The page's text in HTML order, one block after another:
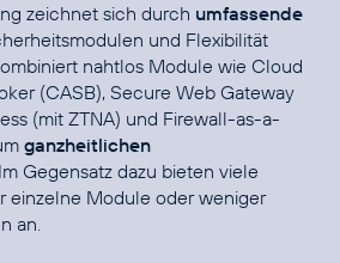
zeichnet sich durch umfassende
und Flexibilität
nahtlos Module wie Cloud
(CASB), Secure Web Gateway
(mit ZTNA) und Firewall-as-a-
ganzheitlichen
Gegensatz dazu bieten viele
einzelne Module oder weniger
an.